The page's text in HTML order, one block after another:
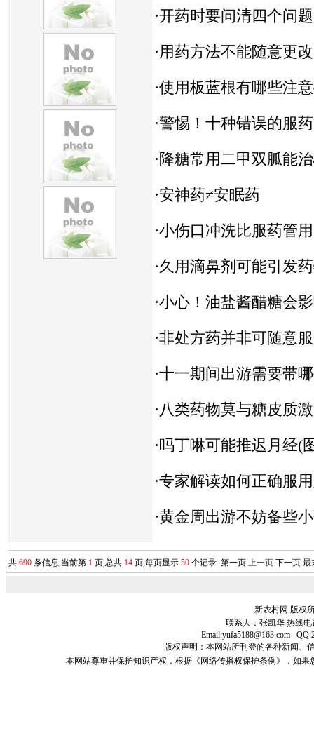
·开药时要问清四个问题
·用药方法不能随意更改
·使用板蓝根有哪些注
·警惕！十种错误的服
·降糖常用二甲双胍能
·安神药≠安眠药
·小伤口冲洗比服药管用
·久用滴鼻剂可能引发
·小心！油盐酱醋糖会
·非处方药并非可随意
·十一期间出游需要带
·八类药物莫与糖皮质
·吗丁啉可能推迟月经(
·专家解读如何正确服
·黄金周出游不妨备些
共 690 条信息,当前第 1 页,总共 14 页,每页显示 50 个记录 第一页 上一页 下一页 最
新农村网 版权
联系人：张凯华 热线电
Email:yufa5188@163.com
版权声明：本网站所刊登的各种新闻、
本网站尊重并保护知识产权，根据《网络传播权保护条例》，如